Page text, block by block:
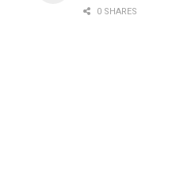
0 SHARES